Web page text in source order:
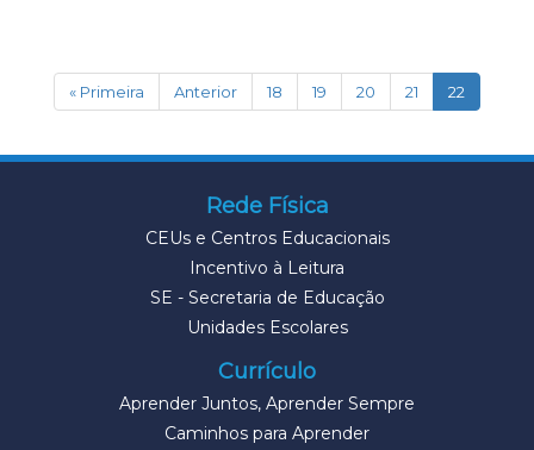
« Primeira Anterior 18 19 20 21 22
Rede Física
CEUs e Centros Educacionais
Incentivo à Leitura
SE - Secretaria de Educação
Unidades Escolares
Currículo
Aprender Juntos, Aprender Sempre
Caminhos para Aprender